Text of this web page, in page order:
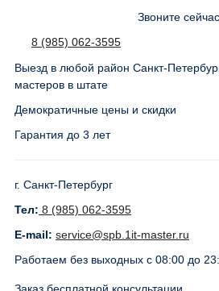
Звоните
8 (985) 062-3595
Выезд в любой район Санкт-
мастеров в штате
Демократичные цены и скидки
Гарантия до 3 лет
г. Санкт-Петербург
Тел: 8 (985) 062-3595
E-mail: service@spb.1it-master.ru
Работаем без выходных с 08:00 до
Заказ бесплатной консультации